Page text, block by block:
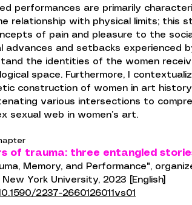
performances are primarily
relationship with physical limits; this
of pain and pleasure to the
advances and setbacks experienced
the identities of the women
space. Furthermore, I
construction of women in art
various intersections to
sexual web in women’s art.
of trauma: three entangled
Memory, and Performance",
New York University, 2023 [English]
2237-2660126011vs01